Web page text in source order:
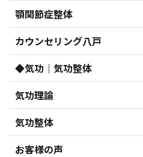
顎関節症整体
カウンセリング八戸
◆気功｜気功整体
気功理論
気功整体
お客様の声